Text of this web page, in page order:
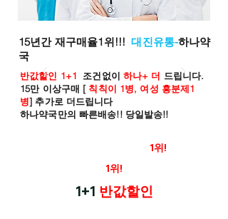
15년간 재구매율1위!!!대진유통-하나약
국
반값할인 1+1 조건없이 하나+ 더 드립니다.
15만 이상구매 [ 칙칙이 1병, 여성 흥분제1
병] 추가로 더드립니다
하나약국만의 빠른배송!! 당일발송!!
1위!
1위!
1+1 반값할인